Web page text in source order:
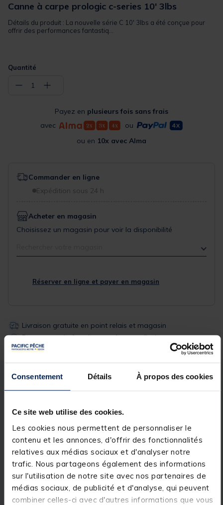
Consentement Détails À propos des cookies
Ce site web utilise des cookies.
Les cookies nous permettent de personnaliser le
contenu et les annonces, d'offrir des fonctionnalités
relatives aux médias sociaux et d'analyser notre
trafic. Nous partageons également des informations
sur l'utilisation de notre site avec nos partenaires de
médias sociaux, de publicité et d'analyse, qui peuvent
combiner celles-ci avec d'autres informations que vous
Canne à carpe prologic c-series 10' 3lbs
Détails du produit : La nouvelle série C 10' 3lbs a été conçue pour
offrir des performances fantastiq...
Quantité
− 1 +
Payez en plusieurs fois sans frais
avec
ou
ou en 10x avec Alma
Commander en ligne
Expédition sous 24 h
Acheter en magasin
Choisissez un magasin pour voir la disponibilité
Réserver en ligne et payer en magasin
Livraison gratuite en point relais et magasin
Retour gratuit, 1 mois pour changer d’avis
Description Spécifications
Description & détails
Description
La nouvellesérie C 10' 3lbsa été conçue pour offrir
desperformances fantastiques, combinant au style
des caractéristiques que vous vous attendiez à
trouver uniquement sur des cannes très haut de
gamme. La gammeC-Seriesa connu une suite
d’avancées techniques, en particulier dans ses